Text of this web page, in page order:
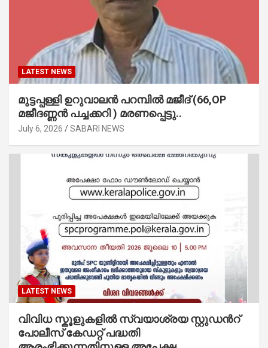
LATEST NEWS
മുട്ടപ്പള്ളി ഉറുവാലൻ പറമ്പിൽ മജീദ് (66,OP
മജീദണ്ണൻ പച്ചക്കറി ) മരണപ്പെട്ടു..
July 6, 2026 SABARI NEWS
LATEST NEWS
വിവിധ സ്കൂളുകളില്‍ സ്വയാശ്രയ സ്റ്റുഡന്‍റ്
പോലീസ് കേഡറ്റ് പദ്ധതി